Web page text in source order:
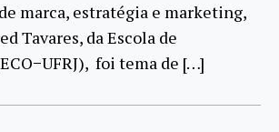
marca, estratégia e marketing,
Tavares, da Escola de
foi tema de […]